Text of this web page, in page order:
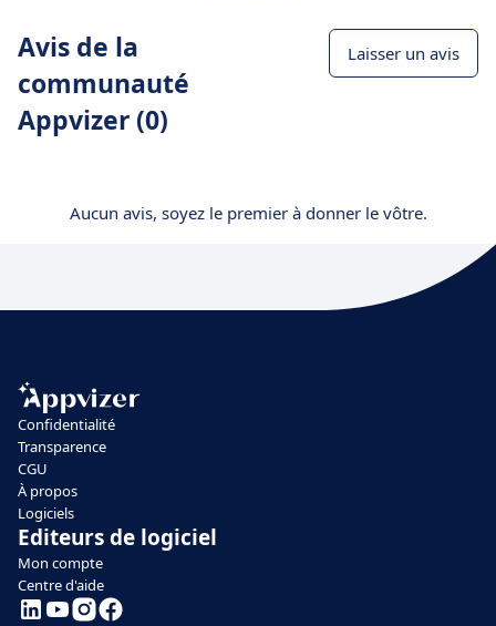
Avis de la
communauté
Appvizer (0)
Laisser un avis
Aucun avis, soyez le premier à donner le vôtre.
Confidentialité
Transparence
CGU
À propos
Logiciels
Editeurs de logiciel
Mon compte
Centre d'aide